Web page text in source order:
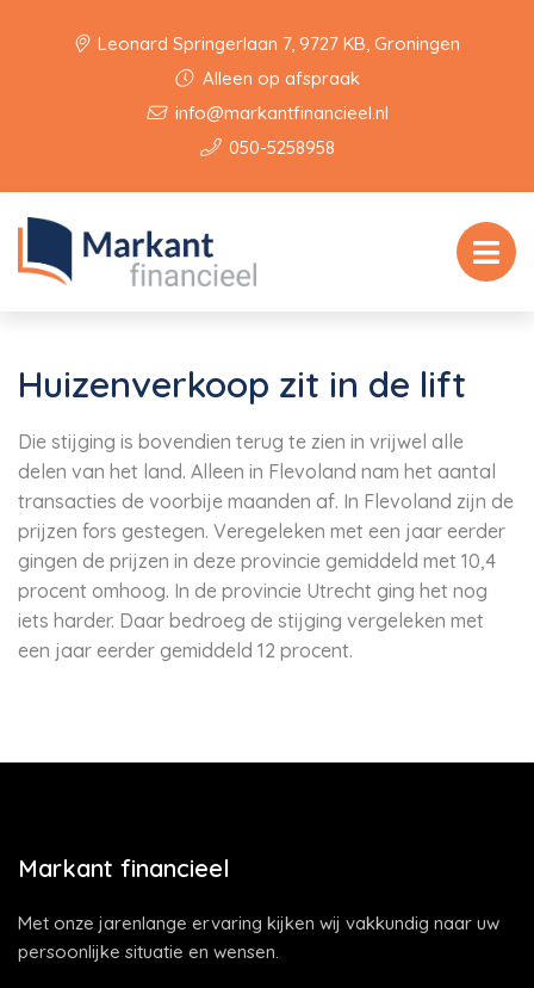
Leonard Springerlaan 7, 9727 KB, Groningen
Alleen op afspraak
info@markantfinancieel.nl
050-5258958
Huizenverkoop zit in de lift
Die stijging is bovendien terug te zien in vrijwel alle
delen van het land. Alleen in Flevoland nam het aantal
transacties de voorbije maanden af. In Flevoland zijn de
prijzen fors gestegen. Veregeleken met een jaar eerder
gingen de prijzen in deze provincie gemiddeld met 10,4
procent omhoog. In de provincie Utrecht ging het nog
iets harder. Daar bedroeg de stijging vergeleken met
een jaar eerder gemiddeld 12 procent.
Markant financieel
Met onze jarenlange ervaring kijken wij vakkundig naar uw
persoonlijke situatie en wensen.